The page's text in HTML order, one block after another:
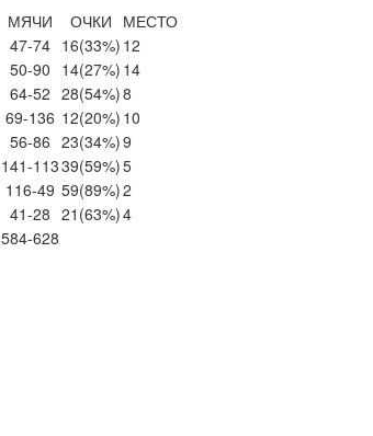
МЯЧИ ОЧКИ МЕСТО
47-74 16(33%) 12
50-90 14(27%) 14
64-52 28(54%)8
69-136 12(20%) 10
56-86 23(34%)9
141-11339(59%)5
116-49 59(89%)2
41-28 21 (63%)4
584-628